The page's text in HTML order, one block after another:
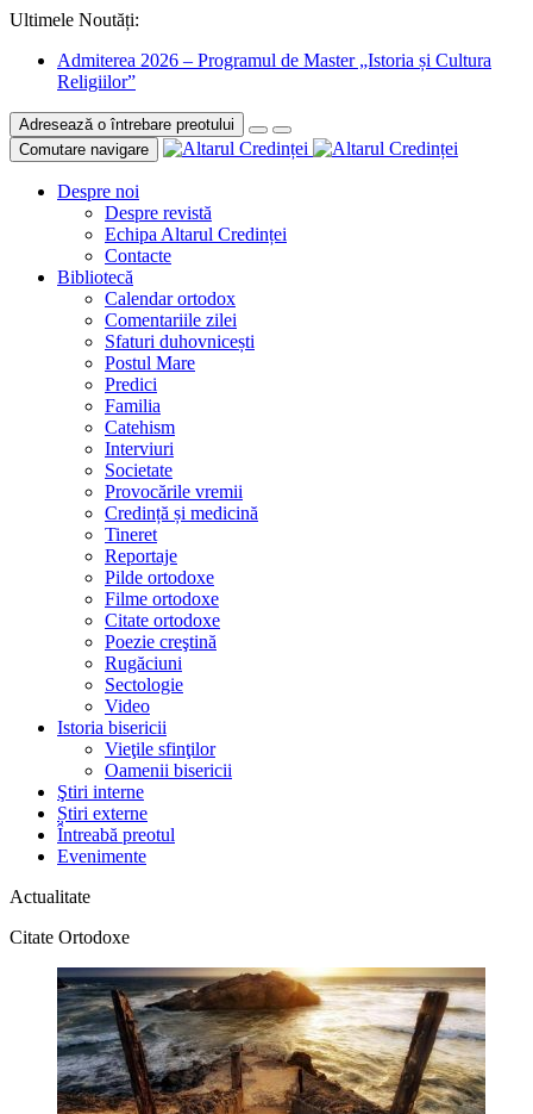
Ultimele Noutăți:
Admiterea 2026 – Programul de Master „Istoria și Cultura
Religiilor”
Adresează o întrebare preotului
Comutare navigare
Despre noi
Despre revistă
Echipa Altarul Credinței
Contacte
Bibliotecă
Calendar ortodox
Comentariile zilei
Sfaturi duhovnicești
Postul Mare
Predici
Familia
Catehism
Interviuri
Societate
Provocările vremii
Credință și medicină
Tineret
Reportaje
Pilde ortodoxe
Filme ortodoxe
Citate ortodoxe
Poezie creştină
Rugăciuni
Sectologie
Video
Istoria bisericii
Vieţile sfinţilor
Oamenii bisericii
Ştiri interne
Știri externe
Întreabă preotul
Evenimente
Actualitate
Citate Ortodoxe